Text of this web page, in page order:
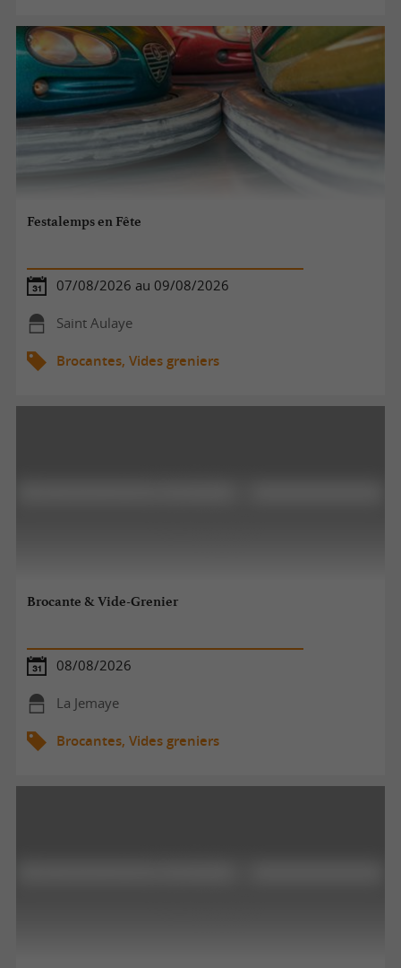
Festalemps en Fête
07/08/2026 au 09/08/2026
Saint Aulaye
Brocantes, Vides greniers
Brocante & Vide-Grenier
08/08/2026
La Jemaye
Brocantes, Vides greniers